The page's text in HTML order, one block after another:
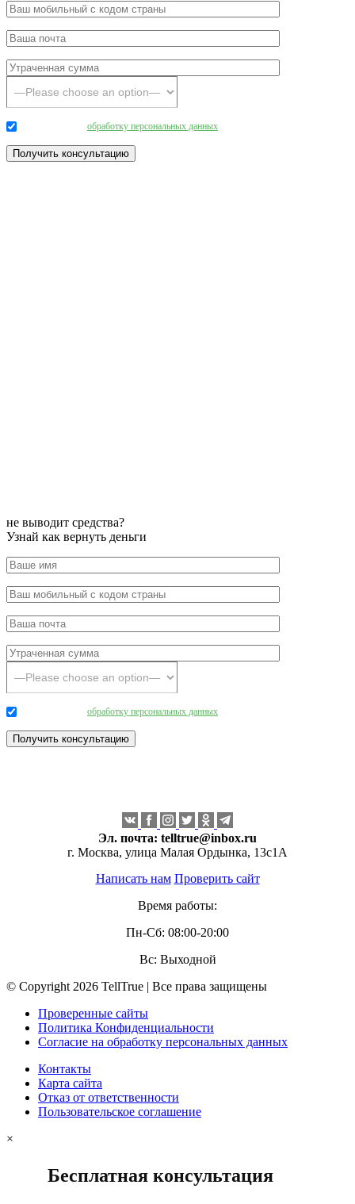
обработку персональных данных
не выводит средства?
Узнай как вернуть деньги
обработку персональных данных
Эл. почта: telltrue@inbox.ru
г. Москва, улица Малая Ордынка, 13с1А
Написать нам Проверить сайт
Время работы:
Пн-Сб: 08:00-20:00
Вс: Выходной
© Copyright 2026 TellTrue | Все права защищены
Проверенные сайты
Политика Конфиденциальности
Согласие на обработку персональных данных
Контакты
Карта сайта
Отказ от ответственности
Пользовательское соглашение
×
Бесплатная консультация